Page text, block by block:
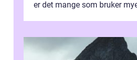
er det mange som bruker